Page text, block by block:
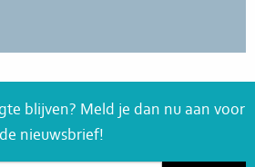
blijven? Meld je dan nu aan voor
de nieuwsbrief!